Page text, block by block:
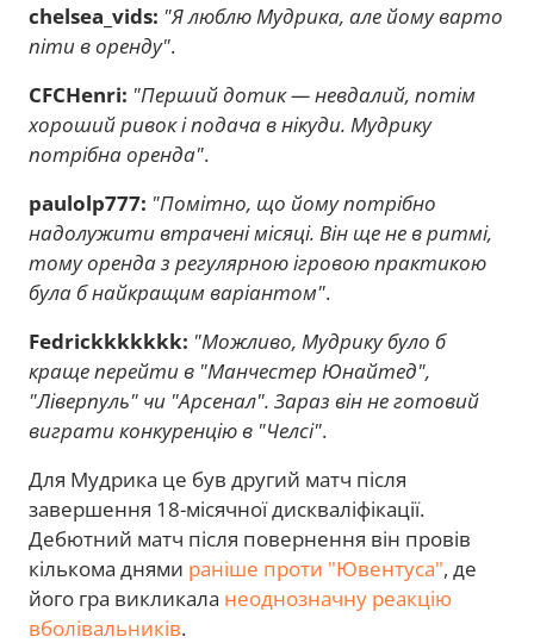
chelsea_vids: "Я люблю Мудрика, але йому варто
піти в оренду".
CFCHenri: "Перший дотик — невдалий, потім
хороший ривок і подача в нікуди. Мудрику
потрібна оренда".
paulolp777: "Помітно, що йому потрібно
надолужити втрачені місяці. Він ще не в ритмі,
тому оренда з регулярною ігровою практикою
була б найкращим варіантом".
Fedrickkkkkkk: "Можливо, Мудрику було б
краще перейти в "Манчестер Юнайтед",
"Ліверпуль" чи "Арсенал". Зараз він не готовий
виграти конкуренцію в "Челсі".
Для Мудрика це був другий матч після
завершення 18-місячної дискваліфікації.
Дебютний матч після повернення він провів
кількома днями раніше проти "Ювентуса", де
його гра викликала неоднозначну реакцію
вболівальників.